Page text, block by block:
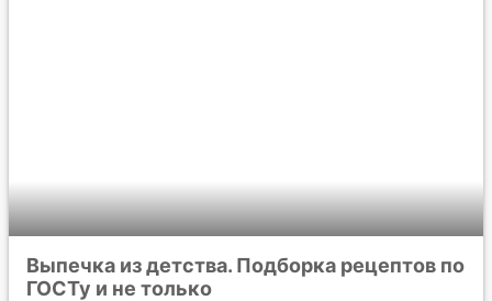
Выпечка из детства. Подборка рецептов по
ГОСТу и не только